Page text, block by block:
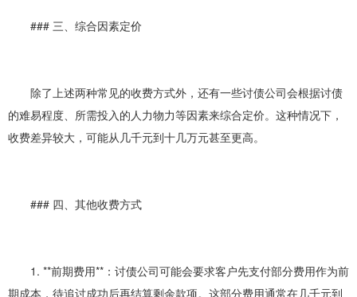
### 三、综合因素定价
除了上述两种常见的收费方式外，还有一些讨债公司会根据讨债
的难易程度、所需投入的人力物力等因素来综合定价。这种情况下，
收费差异较大，可能从几千元到十几万元甚至更高。
### 四、其他收费方式
1. **前期费用**：讨债公司可能会要求客户先支付部分费用作为前
期成本，待追讨成功后再结算剩余款项。这部分费用通常在几千元到